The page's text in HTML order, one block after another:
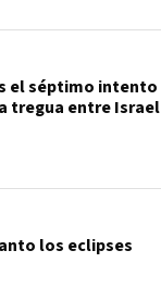
el séptimo intento
tregua entre Israel
los eclipses